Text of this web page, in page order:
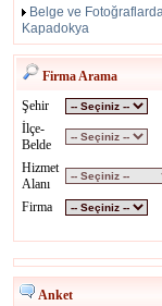
Belge ve
Kapadokya
Firma Arama
Şehir
İlçe-
Belde
Hizmet
Alanı
Firma
Anket